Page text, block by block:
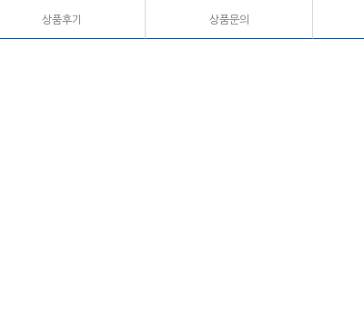
상품후기 상품문의